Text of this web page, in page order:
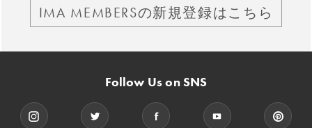
IMA MEMBERSの新規登録はこちら
Follow Us on SNS